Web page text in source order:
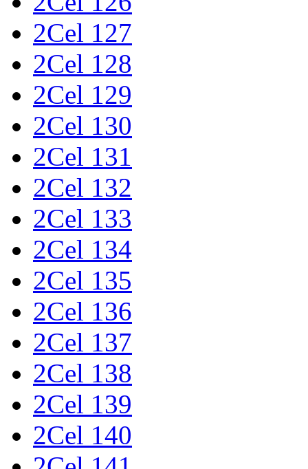
2Cel 127
2Cel 128
2Cel 129
2Cel 130
2Cel 131
2Cel 132
2Cel 133
2Cel 134
2Cel 135
2Cel 136
2Cel 137
2Cel 138
2Cel 139
2Cel 140